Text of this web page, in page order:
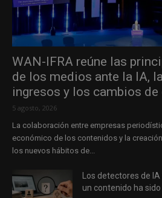
WAN-IFRA reúne las
de los medios ante la IA,
ingresos y los cambios de
5 agosto, 2026
La colaboración entre empresas
económico de los contenidos y la
los nuevos hábitos de...
Los detectores de
un contenido ha